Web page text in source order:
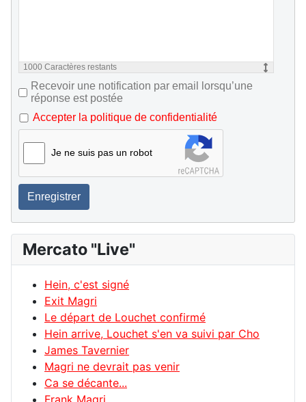
1000 Caractères restants
Recevoir une notification par email lorsqu’une
réponse est postée
Accepter la politique de confidentialité
Je ne suis pas un robot
Enregistrer
Mercato "Live"
Hein, c'est signé
Exit Magri
Le départ de Louchet confirmé
Hein arrive, Louchet s'en va suivi par Cho
James Tavernier
Magri ne devrait pas venir
Ca se décante...